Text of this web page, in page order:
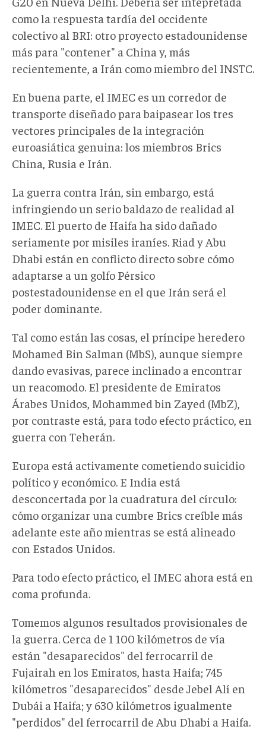
como la respuesta tardía del occidente
colectivo al BRI: otro proyecto estadounidense
más para "contener" a China y, más
recientemente, a Irán como miembro del INSTC.
En buena parte, el IMEC es un corredor de
transporte diseñado para baipasear los tres
vectores principales de la integración
euroasiática genuina: los miembros Brics
China, Rusia e Irán.
La guerra contra Irán, sin embargo, está
infringiendo un serio baldazo de realidad al
IMEC. El puerto de Haifa ha sido dañado
seriamente por misiles iraníes. Riad y Abu
Dhabi están en conflicto directo sobre cómo
adaptarse a un golfo Pérsico
postestadounidense en el que Irán será el
poder dominante.
Tal como están las cosas, el príncipe heredero
Mohamed Bin Salman (MbS), aunque siempre
dando evasivas, parece inclinado a encontrar
un reacomodo. El presidente de Emiratos
Árabes Unidos, Mohammed bin Zayed (MbZ),
por contraste está, para todo efecto práctico, en
guerra con Teherán.
Europa está activamente cometiendo suicidio
político y económico. E India está
desconcertada por la cuadratura del círculo:
cómo organizar una cumbre Brics creíble más
adelante este año mientras se está alineado
con Estados Unidos.
Para todo efecto práctico, el IMEC ahora está en
coma profunda.
Tomemos algunos resultados provisionales de
la guerra. Cerca de 1 100 kilómetros de vía
están "desaparecidos" del ferrocarril de
Fujairah en los Emiratos, hasta Haifa; 745
kilómetros "desaparecidos" desde Jebel Alí en
Dubái a Haifa; y 630 kilómetros igualmente
"perdidos" del ferrocarril de Abu Dhabi a Haifa.